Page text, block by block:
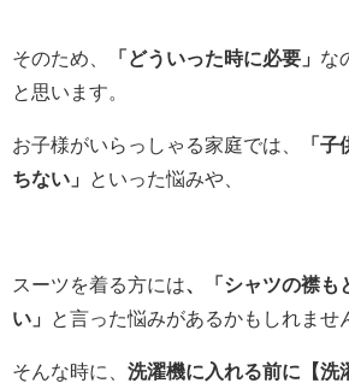
そのため、 「どういった時に必要」 な
と思います。
お子様がいらっしゃる家庭では、
「
ちない」
といった悩みや、
スーツを着る方には、「シャツの襟も
い」
と言った悩みがあるかもしれませ
そんな時に、 洗濯機に入れる前に【洗